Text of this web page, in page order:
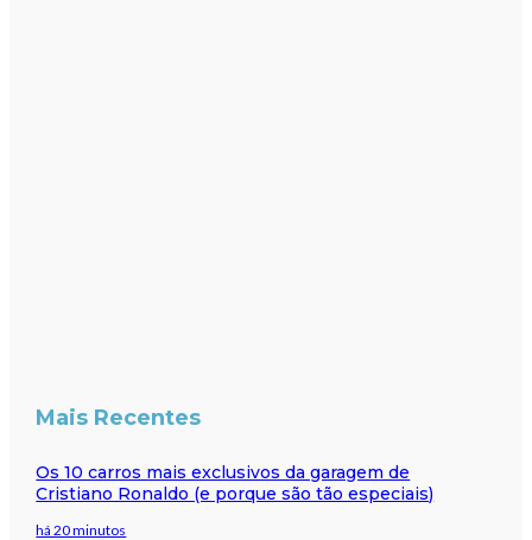
Mais Recentes
Os 10 carros mais exclusivos da garagem de
Cristiano Ronaldo (e porque são tão especiais)
há 20 minutos